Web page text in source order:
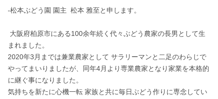
-松本ぶどう園 園主  松本 雅至と申します。
まれました。
2020年3月までは兼業農家として サラリーマンと二足のわらじで
やってまいりましたが、同年4月より専業農家となり家業を本格的
に継ぐ事になりました。
気持ちを新たに心機一転 家族と共に毎日ぶどう作りに専念してい